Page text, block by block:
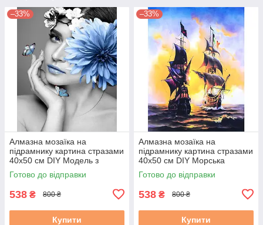
–33%
Алмазна мозаїка на
підрамнику картина стразами
40х50 см DIY Модель з
синьою хризантемою (SGLE
71230 - F)
Готово до відправки
538 ₴ 800 ₴
Купити
–33%
Алмазна мозаїка на
підрамнику картина стразами
40х50 см DIY Морська
баталія двох кораблів (SGLE
72988)
Готово до відправки
538 ₴ 800 ₴
Купити